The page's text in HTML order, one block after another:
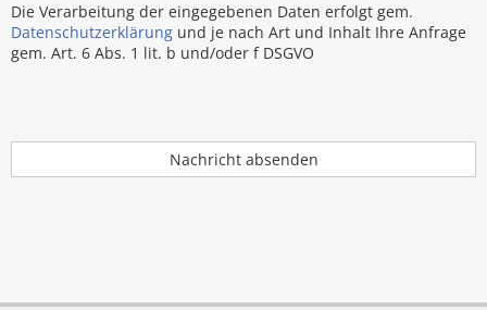
Die Verarbeitung der eingegebenen Daten erfolgt gem.
Datenschutzerklärung und je nach Art und Inhalt Ihre Anfrage
gem. Art. 6 Abs. 1 lit. b und/oder f DSGVO
Nachricht absenden